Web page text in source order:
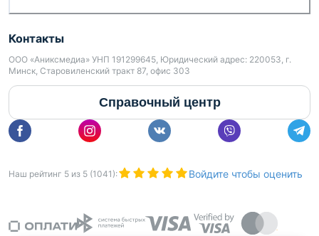
Контакты
ООО «Аниксмедиа» УНП 191299645, Юридический адрес: 220053, г.
Минск, Старовиленский тракт 87, офис 303
Справочный центр
Наш рейтинг 5 из 5 (1041 ): Войдите чтобы оценить